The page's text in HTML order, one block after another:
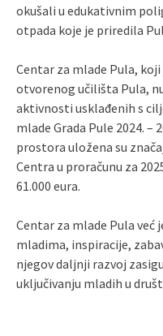
okušali u edukativnim
otpada koje je priredila
Centar za mlade Pula,
otvorenog učilišta Pula,
aktivnosti usklađenih s
mlade Grada Pule 2024. –
prostora uložena su
Centra u proračunu za
61.000 eura.
Centar za mlade Pula
mladima, inspiracije,
njegov daljnji razvoj
uključivanju mladih u